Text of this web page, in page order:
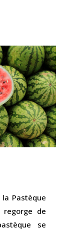
Pastèque
regorge de
se